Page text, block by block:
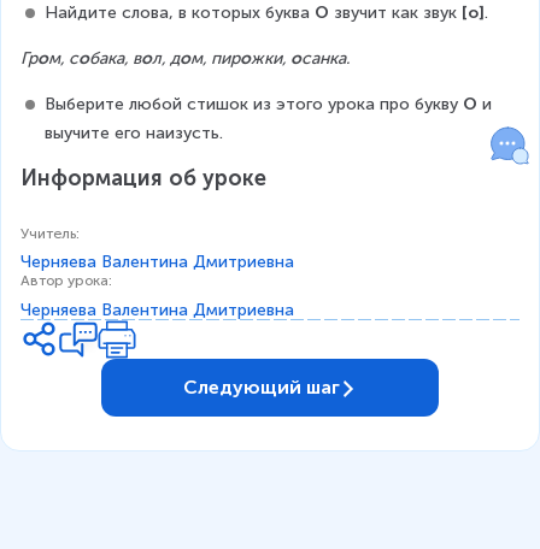
Найдите слова, в которых буква О звучит как звук [о].
Гром, собака, вол, дом, пирожки, осанка.
Выберите любой стишок из этого урока про букву О и
выучите его наизусть.
Информация об уроке
Учитель:
Черняева Валентина Дмитриевна
Автор урока:
Черняева Валентина Дмитриевна
Следующий шаг